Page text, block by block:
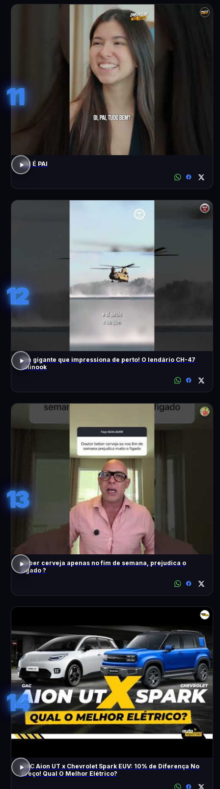
11
PAI É PAI
12
Um gigante que impressiona de perto! O lendário CH-47
Chinook
13
Beber cerveja apenas no fim de semana, prejudica o
fígado ?
14
GAC Aion UT x Chevrolet Spark EUV: 10% de Diferença No
Preço! Qual O Melhor Elétrico?